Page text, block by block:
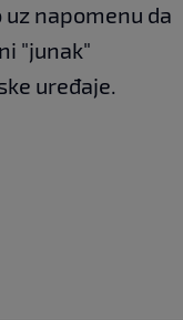
napomenu da
"junak"
uređaje.